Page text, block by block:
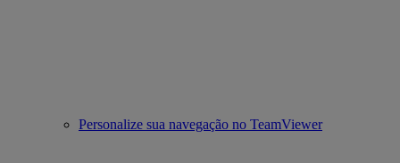
Personalize sua navegação no TeamViewer